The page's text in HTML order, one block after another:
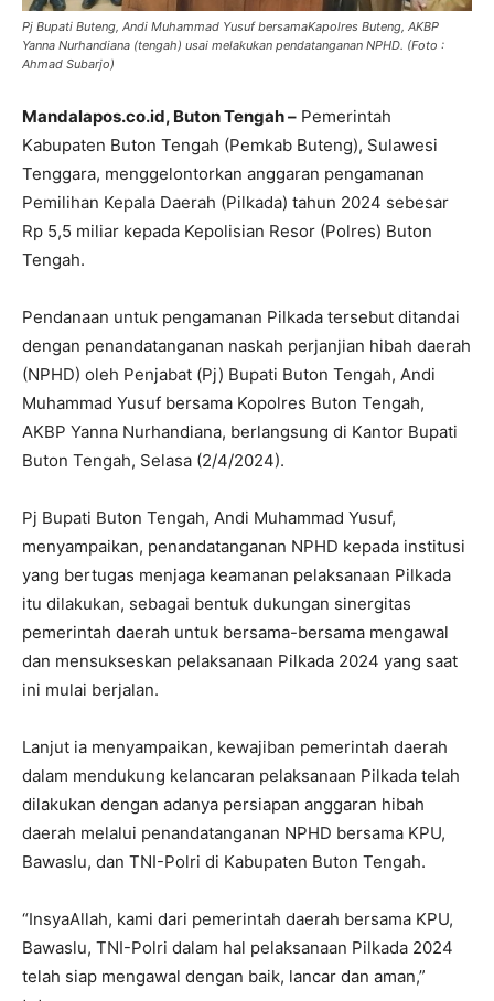
Pj Bupati Buteng, Andi Muhammad Yusuf bersamaKapolres Buteng, AKBP
Yanna Nurhandiana (tengah) usai melakukan pendatanganan NPHD. (Foto :
Ahmad Subarjo)
Mandalapos.co.id, Buton Tengah – Pemerintah
Kabupaten Buton Tengah (Pemkab Buteng), Sulawesi
Tenggara, menggelontorkan anggaran pengamanan
Pemilihan Kepala Daerah (Pilkada) tahun 2024 sebesar
Rp 5,5 miliar kepada Kepolisian Resor (Polres) Buton
Tengah.
Pendanaan untuk pengamanan Pilkada tersebut ditandai
dengan penandatanganan naskah perjanjian hibah daerah
(NPHD) oleh Penjabat (Pj) Bupati Buton Tengah, Andi
Muhammad Yusuf bersama Kopolres Buton Tengah,
AKBP Yanna Nurhandiana, berlangsung di Kantor Bupati
Buton Tengah, Selasa (2/4/2024).
Pj Bupati Buton Tengah, Andi Muhammad Yusuf,
menyampaikan, penandatanganan NPHD kepada institusi
yang bertugas menjaga keamanan pelaksanaan Pilkada
itu dilakukan, sebagai bentuk dukungan sinergitas
pemerintah daerah untuk bersama-bersama mengawal
dan mensukseskan pelaksanaan Pilkada 2024 yang saat
ini mulai berjalan.
Lanjut ia menyampaikan, kewajiban pemerintah daerah
dalam mendukung kelancaran pelaksanaan Pilkada telah
dilakukan dengan adanya persiapan anggaran hibah
daerah melalui penandatanganan NPHD bersama KPU,
Bawaslu, dan TNI-Polri di Kabupaten Buton Tengah.
“InsyaAllah, kami dari pemerintah daerah bersama KPU,
Bawaslu, TNI-Polri dalam hal pelaksanaan Pilkada 2024
telah siap mengawal dengan baik, lancar dan aman,”